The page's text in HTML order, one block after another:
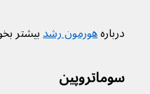
درباره هورمون رشد بیشتر
سوماتروپین